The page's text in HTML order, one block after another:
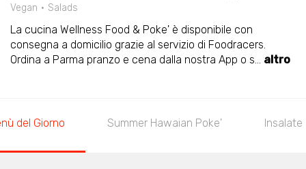
Vegan
Salads
La cucina Wellness Food & Poke' è disponibile con
consegna a domicilio grazie al servizio di Foodracers.
Ordina a Parma pranzo e cena dalla nostra App o s... altro
del Giorno Summer Hawaian Poke' Insalate